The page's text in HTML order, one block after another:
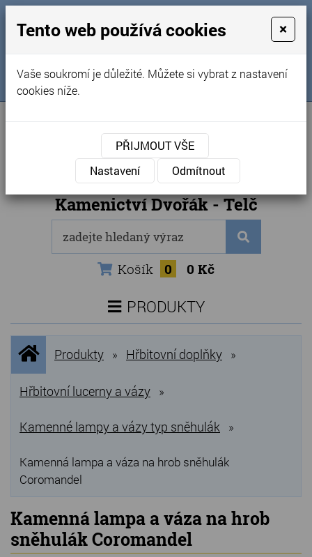
Obchodní podmínky
Kontakty
Naše kamenictví
Sledujte nás na FB
Internetový obchod
Kamenictví Dvořák - Telč
Košík 0 0 Kč
PRODUKTY
NOVINKY
NEJPRODÁVANĚJŠÍ
VÝPRODEJ
Produkty
Grilovací, pečící kameny
Lávové grilovací kameny
Kamenné truhlíky
Chladící kostky a puky
Úvodní
stránka
Produkty » Hřbitovní doplňky »
Hřbitovní lucerny a vázy »
Kamenné lampy a vázy typ sněhulák »
Kamenná lampa a váza na hrob sněhulák
Coromandel
Kamenná lampa a váza na hrob
sněhulák Coromandel
Tento web používá cookies ×
Vaše soukromí je důležité. Můžete si vybrat z nastavení
cookies níže.
PŘIJMOUT VŠE
Nastavení
Odmítnout